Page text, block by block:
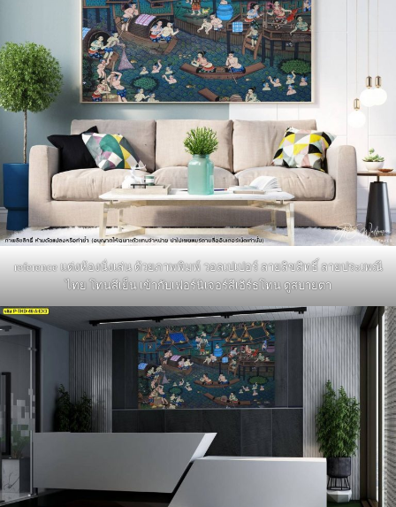
reference แต่งห้องนั่งเล่น ด้วยภาพพิมพ์ วอลเปเปอร์ ลายลิขสิทธิ์ ลายประเพณี
ไทย โทนสีเย็น เข้ากับเฟอร์นิเจอร์สีเอิร์ธโทน ดูสบายตา